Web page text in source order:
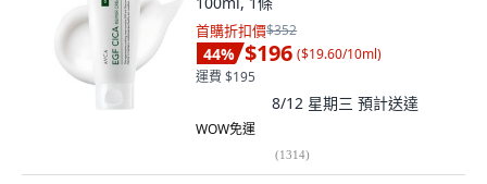
首購折扣價$352
44% $196 ($19.60/10ml)
運費 $195
8/12 星期三 預計送達
WOW免運
(1314)